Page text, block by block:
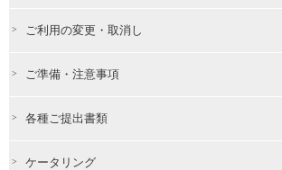
ご利用の変更・取消し
ご準備・注意事項
各種ご提出書類
ケータリング